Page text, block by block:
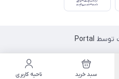
توسط Portal
سبد خرید ناحیه کاربری